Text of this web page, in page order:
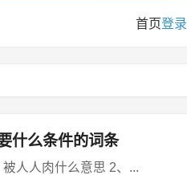
首页登录
什么条件的词条
本文目录一览： 1、被人人肉什么意思 2、...